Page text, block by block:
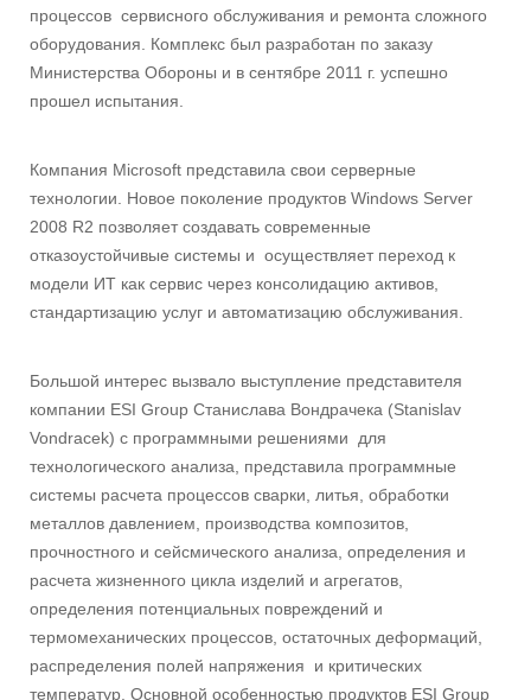
процессов сервисного обслуживания и ремонта сложного
оборудования. Комплекс был разработан по заказу
Министерства Обороны и в сентябре 2011 г. успешно
прошел испытания.
Компания Microsoft представила свои серверные
технологии. Новое поколение продуктов Windows Server
2008 R2 позволяет создавать современные
отказоустойчивые системы и осуществляет переход к
модели ИТ как сервис через консолидацию активов,
стандартизацию услуг и автоматизацию обслуживания.
Большой интерес вызвало выступление представителя
компании ESI Group Станислава Вондрачека (Stanislav
Vondracek) с программными решениями для
технологического анализа, представила программные
системы расчета процессов сварки, литья, обработки
металлов давлением, производства композитов,
прочностного и сейсмического анализа, определения и
расчета жизненного цикла изделий и агрегатов,
определения потенциальных повреждений и
термомеханических процессов, остаточных деформаций,
распределения полей напряжения и критических
температур. Основной особенностью продуктов ESI Group